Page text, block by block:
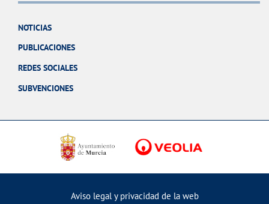
NOTICIAS
PUBLICACIONES
REDES SOCIALES
SUBVENCIONES
Aviso legal y privacidad de la web